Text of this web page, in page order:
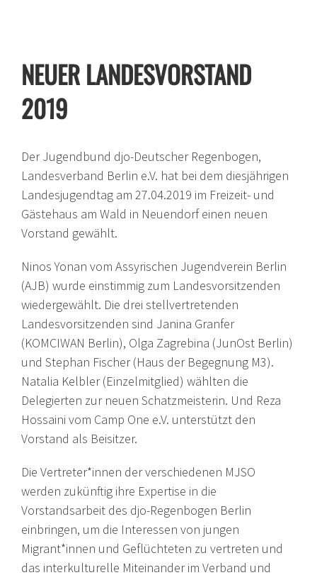
NEUER LANDESVORSTAND
2019
Der Jugendbund djo-Deutscher Regenbogen,
Landesverband Berlin e.V. hat bei dem diesjährigen
Landesjugendtag am 27.04.2019 im Freizeit- und
Gästehaus am Wald in Neuendorf einen neuen
Vorstand gewählt.
Ninos Yonan vom Assyrischen Jugendverein Berlin
(AJB) wurde einstimmig zum Landesvorsitzenden
wiedergewählt. Die drei stellvertretenden
Landesvorsitzenden sind Janina Granfer
(KOMCIWAN Berlin), Olga Zagrebina (JunOst Berlin)
und Stephan Fischer (Haus der Begegnung M3).
Natalia Kelbler (Einzelmitglied) wählten die
Delegierten zur neuen Schatzmeisterin. Und Reza
Hossaini vom Camp One e.V. unterstützt den
Vorstand als Beisitzer.
Die Vertreter*innen der verschiedenen MJSO
werden zukünftig ihre Expertise in die
Vorstandsarbeit des djo-Regenbogen Berlin
einbringen, um die Interessen von jungen
Migrant*innen und Geflüchteten zu vertreten und
das interkulturelle Miteinander im Verband und